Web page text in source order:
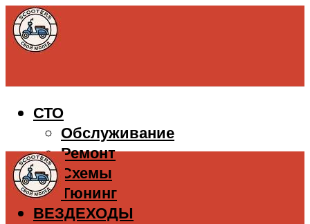
СТО
Обслуживание
Ремонт
Схемы
Тюнинг
ВЕЗДЕХОДЫ